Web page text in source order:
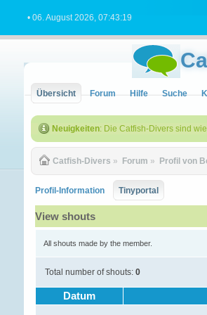
• 06. August 2026, 07:43:19
Übersicht Forum Hilfe Suche
Neuigkeiten: Die Catfish-Divers sind
Catfish-Divers » Forum » Profil von
Profil-Information Tinyportal
View shouts
All shouts made by the member.
Total number of shouts:0
Datum